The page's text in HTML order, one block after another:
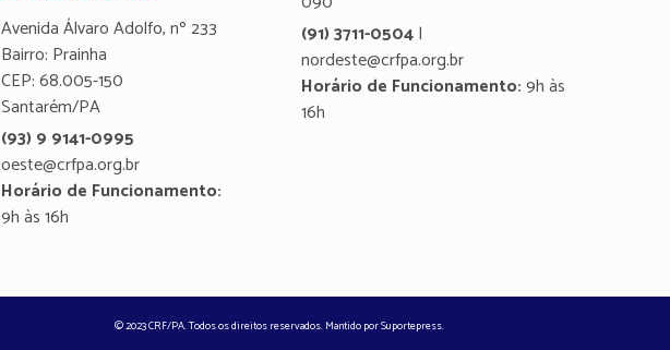
Avenida Álvaro Adolfo, nº 233
Bairro: Prainha
CEP: 68.005-150
Santarém/PA
(93) 9 9141-0995
oeste@crfpa.org.br
Horário de Funcionamento:
9h às 16h
(91) 3711-0504|
nordeste@crfpa.org.br
Horário de Funcionamento:9h às
16h
© 2023 CRF/PA. Todos os direitos reservados. Mantido porSuportepress.